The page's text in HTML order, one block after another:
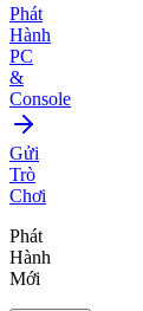
Phát
Hành
PC
&
Console
Gửi
Trò
Chơi
Phát
Hành
Mới